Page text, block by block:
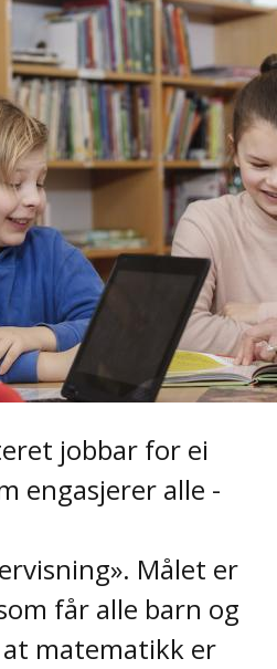
jobbar for ei
engasjerer alle -
Målet er
får alle barn og
matematikk er